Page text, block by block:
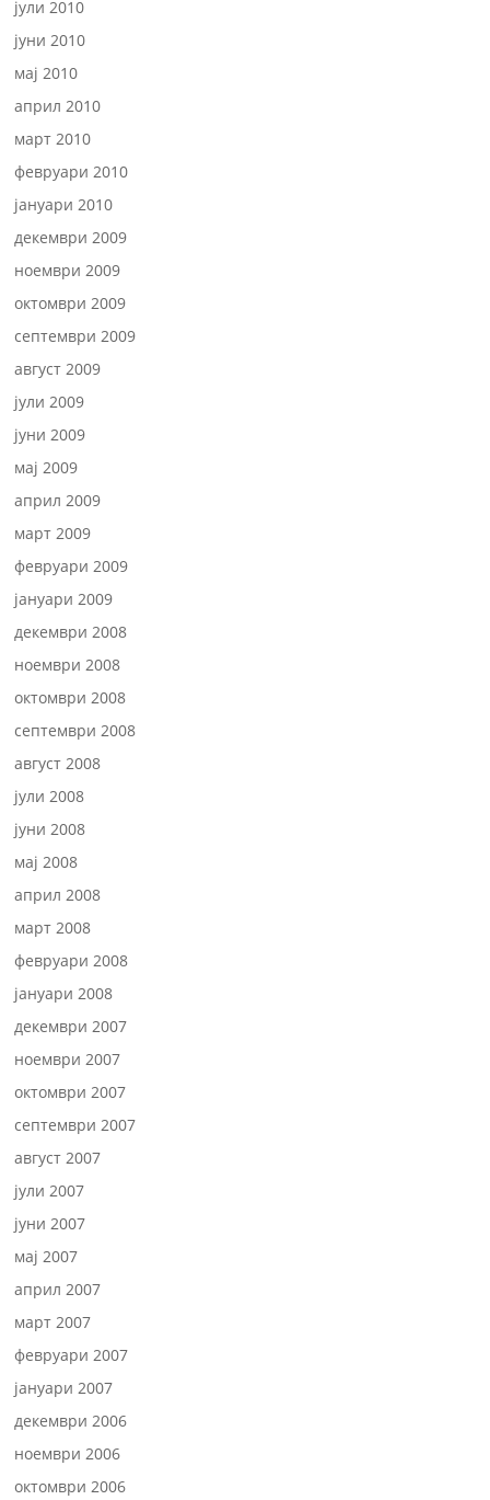
јули 2010
јуни 2010
мај 2010
април 2010
март 2010
февруари 2010
јануари 2010
декември 2009
ноември 2009
октомври 2009
септември 2009
август 2009
јули 2009
јуни 2009
мај 2009
април 2009
март 2009
февруари 2009
јануари 2009
декември 2008
ноември 2008
октомври 2008
септември 2008
август 2008
јули 2008
јуни 2008
мај 2008
април 2008
март 2008
февруари 2008
јануари 2008
декември 2007
ноември 2007
октомври 2007
септември 2007
август 2007
јули 2007
јуни 2007
мај 2007
април 2007
март 2007
февруари 2007
јануари 2007
декември 2006
ноември 2006
октомври 2006